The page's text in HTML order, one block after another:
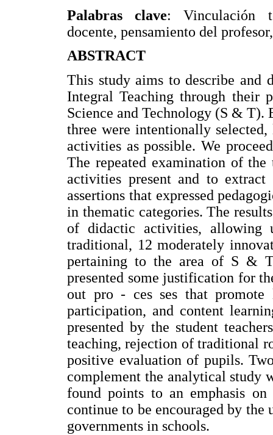
Palabras clave: Vinculación
docente, pensamiento del
ABSTRACT
This study aims to describe and
Integral Teaching through their
Science and Technology (S &
three were intentionally
activities as possible. We
The repeated examination of
activities present and to
assertions that expressed
in thematic categories. The
of didactic activities,
traditional, 12 moderately
pertaining to the area of S &
presented some justification for
out pro - ces ses that promote
participation, and content
presented by the student
teaching, rejection of traditional
positive evaluation of pupils.
complement the analytical study
found points to an emphasis
continue to be encouraged by
governments in schools.